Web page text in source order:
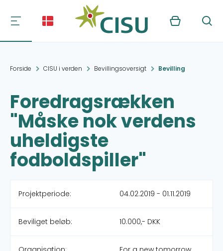
Kurv Søg
Forside CISU i verden Bevillingsoversigt Bevilling
Foredragsrækken
"Måske nok verdens
uheldigste
fodboldspiller"
Projektperiode: 04.02.2019 - 01.11.2019
Beviliget beløb: 10.000,- DKK